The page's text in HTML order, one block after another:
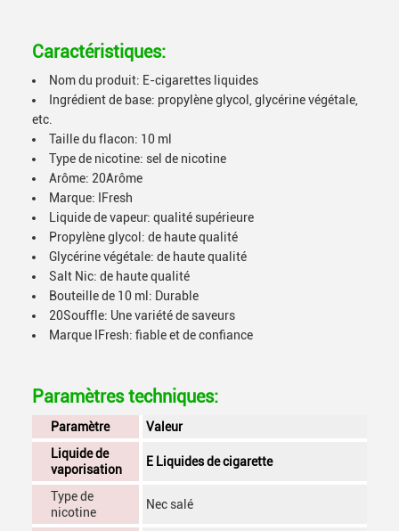
Caractéristiques:
Nom du produit: E-cigarettes liquides
Ingrédient de base: propylène glycol, glycérine végétale,
etc.
Taille du flacon: 10 ml
Type de nicotine: sel de nicotine
Arôme: 20Arôme
Marque: IFresh
Liquide de vapeur: qualité supérieure
Propylène glycol: de haute qualité
Glycérine végétale: de haute qualité
Salt Nic: de haute qualité
Bouteille de 10 ml: Durable
20Souffle: Une variété de saveurs
Marque IFresh: fiable et de confiance
Paramètres techniques:
Paramètre
Valeur
Liquide de
vaporisation
E Liquides de cigarette
Type de
nicotine
Nec salé